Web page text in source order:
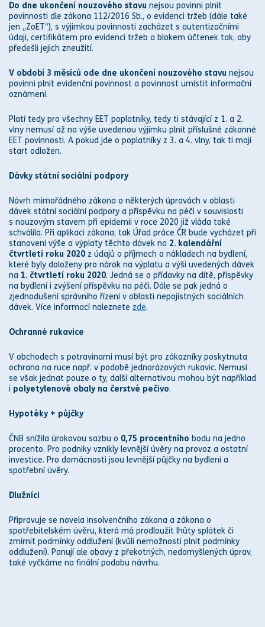
Do dne ukončení nouzového stavu nejsou povinni plnit
povinnosti dle zákona 112/2016 Sb., o evidenci tržeb (dále také
jen „ZoET“), s výjimkou povinnosti zacházet s autentizačními
údaji, certifikátem pro evidenci tržeb a blokem účtenek tak, aby
předešli jejich zneužití.
V období 3 měsíců ode dne ukončení nouzového stavu nejsou
povinni plnit evidenční povinnost a povinnost umístit informační
oznámení.
Platí tedy pro všechny EET poplatníky, tedy ti stávající z 1. a 2.
vlny nemusí až na výše uvedenou výjimku plnit příslušné zákonné
EET povinnosti. A pokud jde o poplatníky z 3. a 4. vlny, tak ti mají
start odložen.
Dávky státní sociální podpory
Návrh mimořádného zákona o některých úpravách v oblasti
dávek státní sociální podpory a příspěvku na péči v souvislosti
s nouzovým stavem při epidemii v roce 2020 již vláda také
schválila. Při aplikaci zákona, tak Úřad práce ČR bude vycházet při
stanovení výše a výplaty těchto dávek na 2. kalendářní
čtvrtletí roku 2020 z údajů o příjmech a nákladech na bydlení,
které byly doloženy pro nárok na výplatu a výši uvedených dávek
na 1. čtvrtletí roku 2020. Jedná se o přídavky na dítě, příspěvky
na bydlení i zvýšení příspěvku na péči. Dále se pak jedná o
zjednodušenísprávního řízenív oblasti nepojistných sociálních
dávek. Více informací naleznete zde.
Ochranné rukavice
V obchodech s potravinami musí být pro zákazníky poskytnuta
ochrana na ruce např. v podobě jednorázových rukavic. Nemusí
se však jednat pouze o ty, další alternativou mohou být například
i polyetylenové obaly na čerstvé pečivo.
Hypotéky + půjčky
ČNB snížila úrokovou sazbu o 0,75 procentního bodu na jedno
procento. Pro podniky vznikly levnější úvěry na provoz a ostatní
investice. Pro domácnosti jsou levnější půjčky na bydlení a
spotřební úvěry.
Dlužníci
Připravuje se novela insolvenčního zákona a zákona o
spotřebitelském úvěru, která má prodloužit lhůty splátek či
zmírnit podmínky oddlužení(kvůli nemožnosti plnit podmínky
oddlužení). Panují ale obavy z překotných, nedomyšlených úprav,
také vyčkáme na finální podobu návrhu.